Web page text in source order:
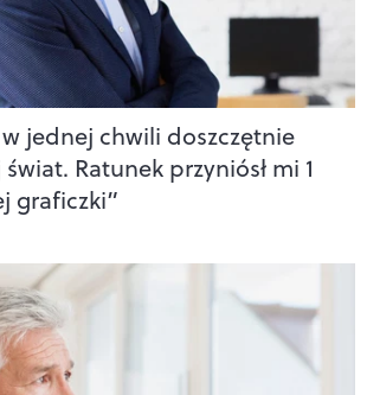
jednej chwili doszczętnie
świat. Ratunek przyniósł mi 1
graficzki”